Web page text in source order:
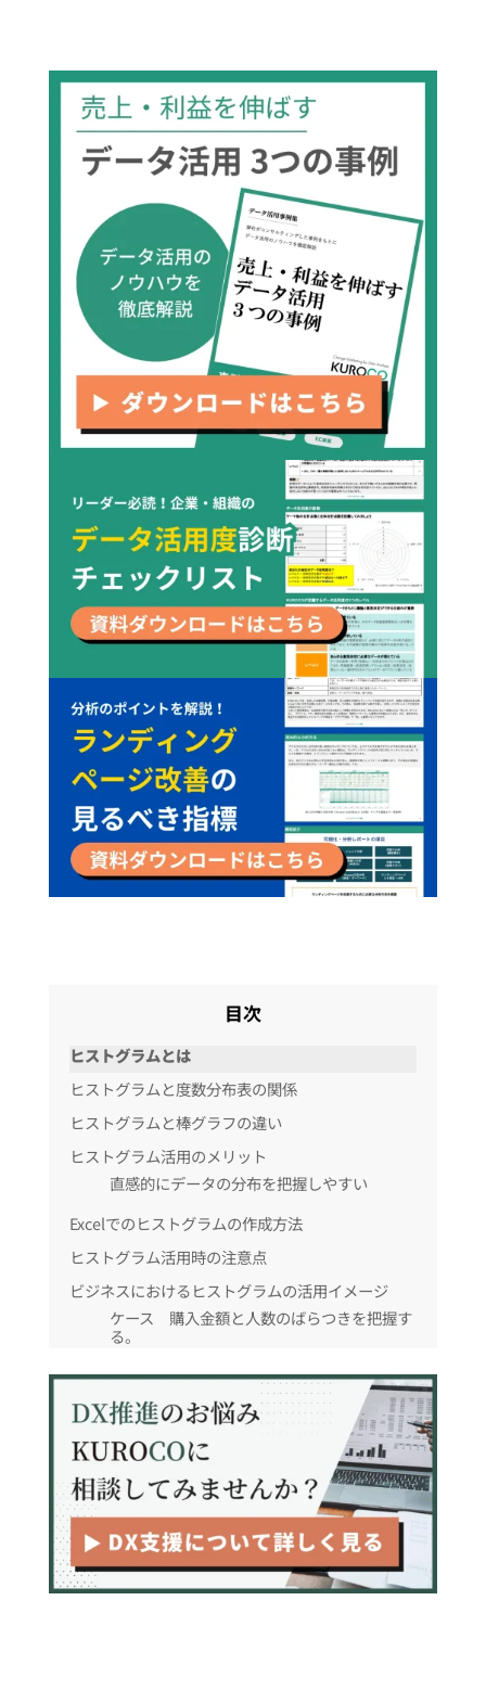
目次
ヒストグラムとは
ヒストグラムと度数分布表の関係
ヒストグラムと棒グラフの違い
ヒストグラム活用のメリット
直感的にデータの分布を把握しやすい
Excelでのヒストグラムの作成方法
ヒストグラム活用時の注意点
ビジネスにおけるヒストグラムの活用イメージ
ケース 購入金額と人数のばらつきを把握す
る。
まとめ